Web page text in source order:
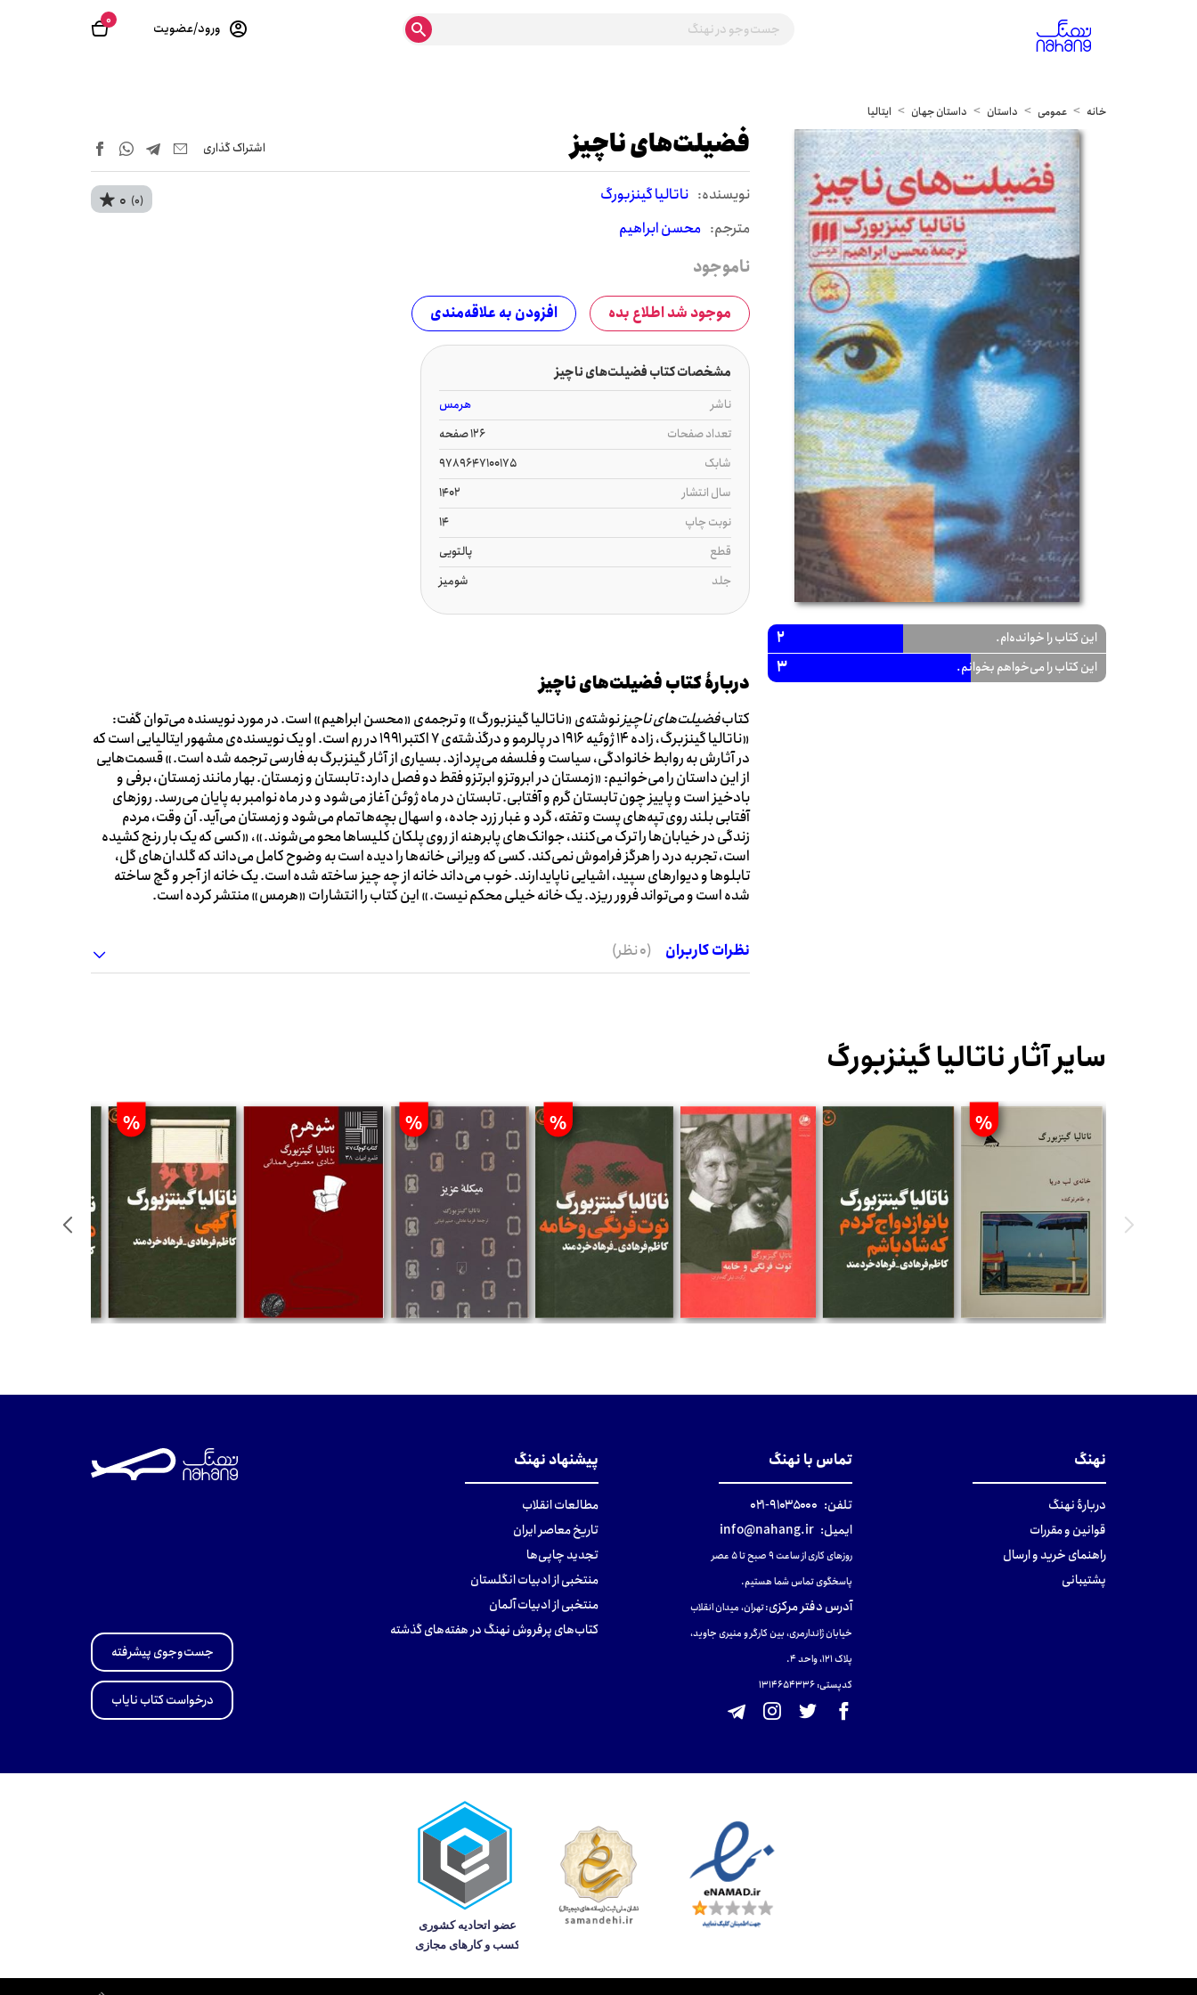
0 ورود/عضویت
خانه عمومی داستان داستان جهان ایتالیا
این کتاب را خوانده‌ام. 2
این کتاب را می‌خواهم بخوانم. 3
فضیلت‌های ناچیز اشتراک‌ گذاری
نويسنده: ناتالیا گینزبورگ
مترجم: محسن ابراهیم
0 (0)
ناموجود
موجود شد اطلاع بده افزودن به علاقه‌مندی
مشخصات کتاب فضیلت‌های ناچیز
ناشر
هرمس
تعداد صفحات
126 صفحه
شابک
9789647100175
سال انتشار
1402
نوبت چاپ
14
قطع
پالتویی
جلد
شومیز
دربارۀ کتاب فضیلت‌های ناچیز
کتابفضیلت‌های ناچیزنوشته‌ی «ناتالیا گینزبورگ» و ترجمه‌ی «محسن ابراهیم» است. در مورد نویسنده می‌توان گفت:
«ناتالیا گینزبرگ، زاده ۱۴ ژوئیه ۱۹۱۶ در پالرمو و درگذشته‌ی ۷ اکتبر ۱۹۹۱ در رم است. او یک نویسنده‌ی مشهور ایتالیایی است که
در آثارش به روابط خانوادگی، سیاست و فلسفه می‌پردازد. بسیاری از آثار گینزبرگ به فارسی ترجمه شده است.» قسمت‌هایی
از این داستان را می‌خوانیم: «زمستان در ابروتزو ابرتزو فقط دو فصل دارد: تابستان و زمستان. بهار مانند زمستان، برفی و
بادخیز است و پاییز چون تابستان گرم و آفتابی. تابستان در ماه ژوئن آغاز می‌شود و در ماه نوامبر به پایان می‌رسد. روزهای
آفتابی بلند روی تپه‌های پست و تفته، گرد و غبار زرد جاده، و اسهال بچه‌ها تمام می‌شود و زمستان می‌آید. آن وقت، مردم
زندگی در خیابان‌ها را ترک می‌کنند، جوانک‌های پابرهنه از روی پلکان کلیساها محو می‌شوند.»، «کسی که یک بار رنج کشیده
است، تجربه درد را هرگز فراموش نمی‌کند. کسی که ویرانی خانه‌ها را دیده است به وضوح کامل می‌داند که گلدان‌های گل،
تابلوها و دیوارهای سپید، اشیایی ناپایدارند. خوب می‌داند خانه از چه چیز ساخته شده است. یک خانه از آجر و گچ ساخته
شده است و می‌تواند فرور ریزد‌. یک خانه خیلی محکم نیست.» این کتاب را انتشارات «هرمس» منتشر کرده است.
نظرات کاربران (0 نظر)
سایر آثار ناتالیا گینزبورگ
%
%
%
%
نهنگ
دربارهٔ نهنگ
قوانین و مقررات
راهنمای خرید و ارسال
پشتیبانی
تماس با نهنگ
تلفن: ۹۱۰۳۵۰۰۰-۰۲۱
ایمیل: info@nahang.ir
روزهای کاری از ساعت ۹ صبح تا ۵ عصر
پاسخگوی تماس شما هستیم.
آدرس دفتر مرکزی:تهران، میدان انقلاب
خیابان ژاندارمری، بین کارگر و منیری جاوید،
پلاک 121، واحد ۴.
کدپستی: 131465433۶
پیشنهاد نهنگ
مطالعات انقلاب
تاریخ معاصر ایران
تجدید چاپی‌ها
منتخبی از ادبیات انگلستان
منتخبی از ادبیات آلمان
کتاب‌های پرفروش نهنگ در هفته‌های گذشته
جست‌وجوی پیشرفته
درخواست کتاب نایاب